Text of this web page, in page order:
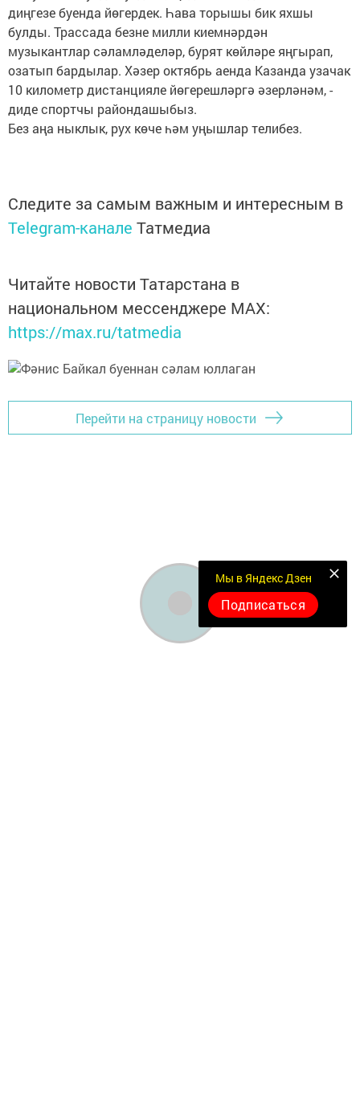
диңгезе буенда йөгердек. Һава торышы бик яхшы
булды. Трассада безне милли киемнәрдән
музыкантлар сәламләделәр, бурят көйләре яңгырап,
озатып бардылар. Хәзер октябрь аенда Казанда узачак
10 километр дистанцияле йөгерешләргә әзерләнәм, -
диде спортчы райондашыбыз.
Без аңа ныклык, рух көче һәм уңышлар телибез.
Следите за самым важным и интересным в
Telegram-канале Татмедиа
Читайте новости Татарстана в
национальном мессенджере MАХ:
https://max.ru/tatmedia
Перейти на страницу новости
Мы в Яндекс Дзен
Подписаться